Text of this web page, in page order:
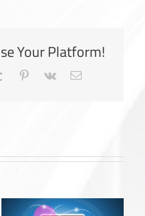
Your Platform!
Tumblr Pinterest
Vk Email